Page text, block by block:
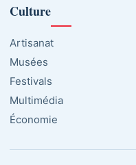
Culture
Artisanat
Musées
Festivals
Multimédia
Économie